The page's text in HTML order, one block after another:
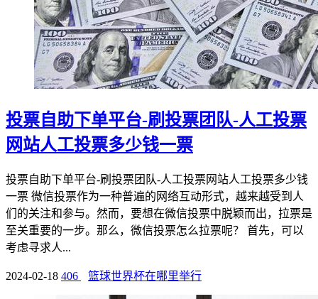
投票自助下单平台-刷投票团队-人工投票
网站人工投票多少钱一票
投票自助下单平台-刷投票团队-人工投票网站人工投票多少钱
一票 微信投票作为一种普遍的网络互动形式，越来越受到人
们的关注和参与。然而，要想在微信投票中脱颖而出，拉票是
至关重要的一步。那么，微信投票怎么拉票呢？ 首先，可以
考虑寻求人...
2024-02-18 406 篮球世界杯在哪里举行